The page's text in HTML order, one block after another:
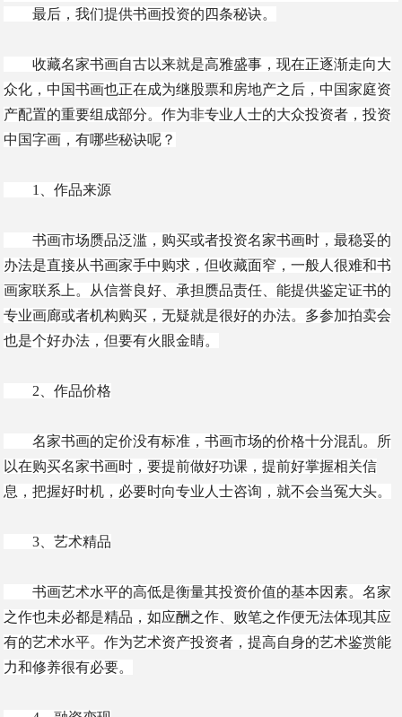
最后，我们提供书画投资的四条秘诀。
收藏名家书画自古以来就是高雅盛事，现在正逐渐走向大
众化，中国书画也正在成为继股票和房地产之后，中国家庭资
产配置的重要组成部分。作为非专业人士的大众投资者，投资
中国字画，有哪些秘诀呢？
1、作品来源
书画市场赝品泛滥，购买或者投资名家书画时，最稳妥的
办法是直接从书画家手中购求，但收藏面窄，一般人很难和书
画家联系上。从信誉良好、承担赝品责任、能提供鉴定证书的
专业画廊或者机构购买，无疑就是很好的办法。多参加拍卖会
也是个好办法，但要有火眼金睛。
2、作品价格
名家书画的定价没有标准，书画市场的价格十分混乱。所
以在购买名家书画时，要提前做好功课，提前好掌握相关信
息，把握好时机，必要时向专业人士咨询，就不会当冤大头。
3、艺术精品
书画艺术水平的高低是衡量其投资价值的基本因素。名家
之作也未必都是精品，如应酬之作、败笔之作便无法体现其应
有的艺术水平。作为艺术资产投资者，提高自身的艺术鉴赏能
力和修养很有必要。